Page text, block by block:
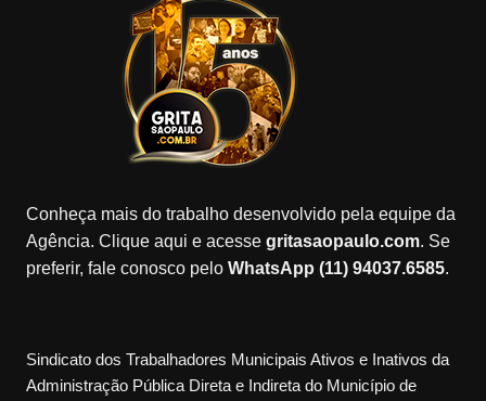
Conheça mais do trabalho desenvolvido pela equipe da
Agência. Clique aqui e acesse gritasaopaulo.com. Se
preferir, fale conosco peloWhatsApp (11) 94037.6585.
Sindicato dos Trabalhadores Municipais Ativos e Inativos da
Administração Pública Direta e Indireta do Município de